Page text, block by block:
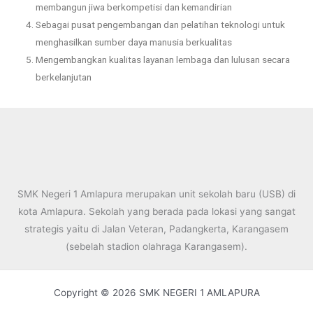
membangun jiwa berkompetisi dan kemandirian
Sebagai pusat pengembangan dan pelatihan teknologi untuk
menghasilkan sumber daya manusia berkualitas
Mengembangkan kualitas layanan lembaga dan lulusan secara
berkelanjutan
SMK Negeri 1 Amlapura merupakan unit sekolah baru (USB) di
kota Amlapura. Sekolah yang berada pada lokasi yang sangat
strategis yaitu di Jalan Veteran, Padangkerta, Karangasem
(sebelah stadion olahraga Karangasem).
Copyright © 2026 SMK NEGERI 1 AMLAPURA